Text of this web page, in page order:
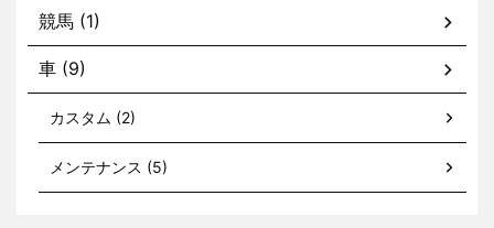
競馬 (1)
車 (9)
カスタム (2)
メンテナンス (5)